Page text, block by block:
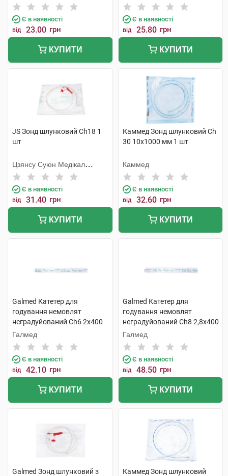
Є в наявності
від 23.00 грн
КУПИТИ
Є в наявності
від 25.80 грн
КУПИТИ
JS Зонд шлунковий Ch18 1
шт
Цзянсу Суюн Медікал
Метіріалс
Є в наявності
від 31.40 грн
КУПИТИ
Каммед Зонд шлунковий Ch
30 10х1000 мм 1 шт
Каммед
Є в наявності
від 32.60 грн
КУПИТИ
Galmed Катетер для
годування немовлят
неградуйований Ch6 2x400
мм 1 шт
Галмед
Є в наявності
від 42.10 грн
КУПИТИ
Galmed Катетер для
годування немовлят
неградуйований Ch8 2,8x400
мм 1 шт
Галмед
Є в наявності
від 48.50 грн
КУПИТИ
Galmed Зонд шлунковий з
Каммед Зонд шлунковий